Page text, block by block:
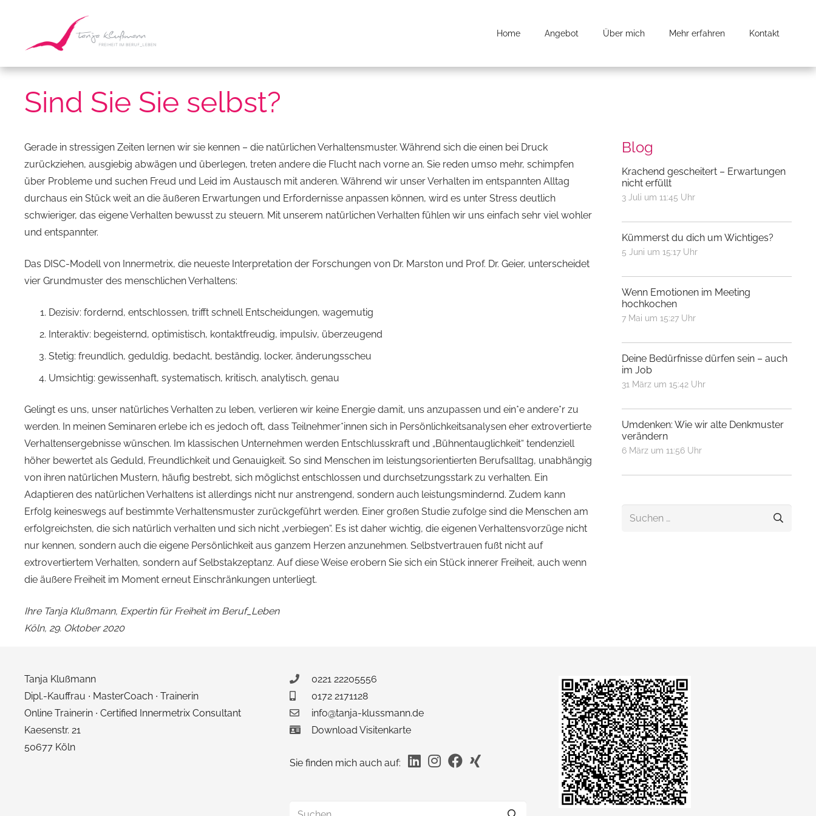
Home Angebot Über mich Mehr erfahren Kontakt
Sind Sie Sie selbst?
Gerade in stressigen Zeiten lernen wir sie kennen – die natürlichen Verhaltensmuster. Während sich die einen bei Druck
zurückziehen, ausgiebig abwägen und überlegen, treten andere die Flucht nach vorne an. Sie reden umso mehr, schimpfen
über Probleme und suchen Freud und Leid im Austausch mit anderen. Während wir unser Verhalten im entspannten Alltag
durchaus ein Stück weit an die äußeren Erwartungen und Erfordernisse anpassen können, wird es unter Stress deutlich
schwieriger, das eigene Verhalten bewusst zu steuern. Mit unserem natürlichen Verhalten fühlen wir uns einfach sehr viel wohler
und entspannter.
Das DISC-Modell von Innermetrix, die neueste Interpretation der Forschungen von Dr. Marston und Prof. Dr. Geier, unterscheidet
vier Grundmuster des menschlichen Verhaltens:
Dezisiv: fordernd, entschlossen, trifft schnell Entscheidungen, wagemutig
Interaktiv: begeisternd, optimistisch, kontaktfreudig, impulsiv, überzeugend
Stetig: freundlich, geduldig, bedacht, beständig, locker, änderungsscheu
Umsichtig: gewissenhaft, systematisch, kritisch, analytisch, genau
Gelingt es uns, unser natürliches Verhalten zu leben, verlieren wir keine Energie damit, uns anzupassen und ein*e andere*r zu
werden. In meinen Seminaren erlebe ich es jedoch oft, dass Teilnehmer*innen sich in Persönlichkeitsanalysen eher extrovertierte
Verhaltensergebnisse wünschen. Im klassischen Unternehmen werden Entschlusskraft und „Bühnentauglichkeit“ tendenziell
höher bewertet als Geduld, Freundlichkeit und Genauigkeit. So sind Menschen im leistungsorientierten Berufsalltag, unabhängig
von ihren natürlichen Mustern, häufig bestrebt, sich möglichst entschlossen und durchsetzungsstark zu verhalten. Ein
Adaptieren des natürlichen Verhaltens ist allerdings nicht nur anstrengend, sondern auch leistungsmindernd. Zudem kann
Erfolg keineswegs auf bestimmte Verhaltensmuster zurückgeführt werden. Einer großen Studie zufolge sind die Menschen am
erfolgreichsten, die sich natürlich verhalten und sich nicht „verbiegen“. Es ist daher wichtig, die eigenen Verhaltensvorzüge nicht
nur kennen, sondern auch die eigene Persönlichkeit aus ganzem Herzen anzunehmen. Selbstvertrauen fußt nicht auf
extrovertiertem Verhalten, sondern auf Selbstakzeptanz. Auf diese Weise erobern Sie sich ein Stück innerer Freiheit, auch wenn
die äußere Freiheit im Moment erneut Einschränkungen unterliegt.
Ihre Tanja Klußmann, Expertin für Freiheit im Beruf_Leben
Köln, 29. Oktober 2020
Blog
Krachend gescheitert – Erwartungen
nicht erfüllt
3 Juli um 11:45 Uhr
Kümmerst du dich um Wichtiges?
5 Juni um 15:17 Uhr
Wenn Emotionen im Meeting
hochkochen
7 Mai um 15:27 Uhr
Deine Bedürfnisse dürfen sein – auch
im Job
31 März um 15:42 Uhr
Umdenken: Wie wir alte Denkmuster
verändern
6 März um 11:56 Uhr
Suchen
Tanja Klußmann
Dipl.-Kauffrau ∙ MasterCoach ∙ Trainerin
Online Trainerin ∙ Certified Innermetrix Consultant
Kaesenstr. 21
50677 Köln
0221 22205556
0172 2171128
info@tanja-klussmann.de
Download Visitenkarte
Sie finden mich auch auf:
Suchen